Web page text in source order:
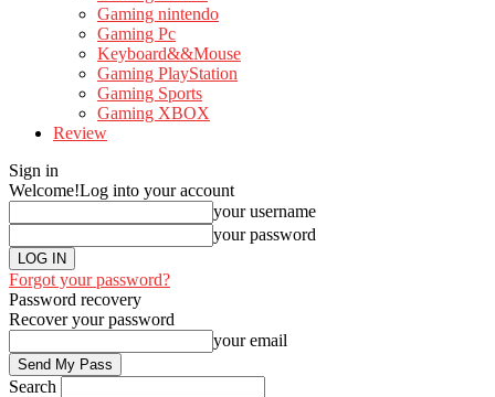
Gaming nintendo
Gaming Pc
Keyboard&&Mouse
Gaming PlayStation
Gaming Sports
Gaming XBOX
Review
Sign in
Welcome!Log into your account
your username
your password
Forgot your password?
Password recovery
Recover your password
your email
Search